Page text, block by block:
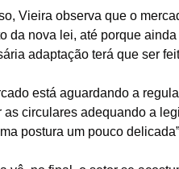
Vieira observa que o
da nova lei, até porque
adaptação terá que ser
está aguardando a
as circulares adequando a
postura um pouco